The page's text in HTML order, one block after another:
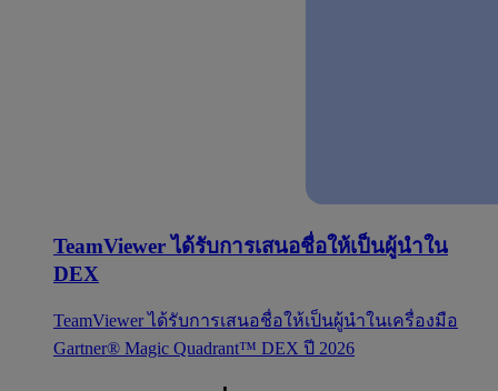
TeamViewer ได้รับการเสนอชื่อให้เป็นผู้นำใน
DEX
TeamViewer ได้รับการเสนอชื่อให้เป็นผู้นำในเครื่องมือ
Gartner® Magic Quadrant™ DEX ปี 2026